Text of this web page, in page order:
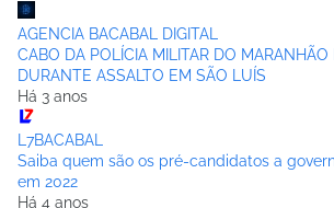
AGENCIA BACABAL DIGITAL
CABO DA POLÍCIA MILITAR DO MARANHÃO
DURANTE ASSALTO EM SÃO LUÍS
Há 3 anos
L7BACABAL
Saiba quem são os pré-candidatos a
em 2022
Há 4 anos